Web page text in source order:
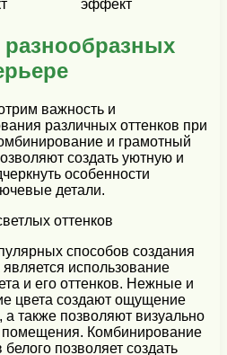
эффект
важность и
различных оттенков при
и грамотный
создать уютную и
особенности
детали.
оттенков
способов создания
использование
и его оттенков. Нежные и
цвета создают ощущение
а также позволяют визуально
помещения. Комбинирование
позволяет создать